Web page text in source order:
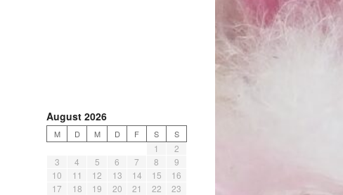
August 2026
M D M D F S S
1
2
3
4 5 6 7 8
9
10
11 12 13 14 15
16
17
18 19 20 21 22
23